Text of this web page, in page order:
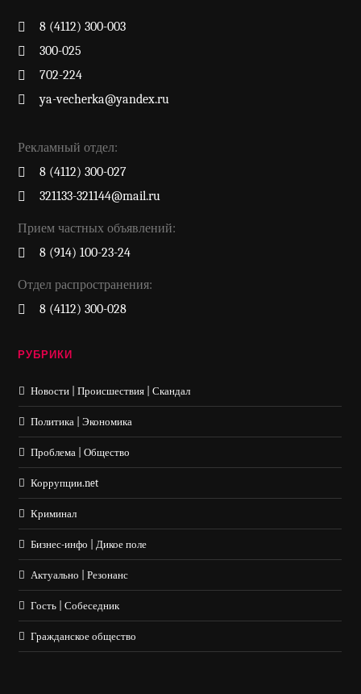
8 (4112) 300-003
300-025
702-224
ya-vecherka@yandex.ru
Рекламный отдел:
8 (4112) 300-027
321133-321144@mail.ru
Прием частных объявлений:
8 (914) 100-23-24
Отдел распространения:
8 (4112) 300-028
РУБРИКИ
Новости | Происшествия | Скандал
Политика | Экономика
Проблема | Общество
Коррупции.net
Криминал
Бизнес-инфо | Дикое поле
Актуально | Резонанс
Гость | Собеседник
Гражданское общество